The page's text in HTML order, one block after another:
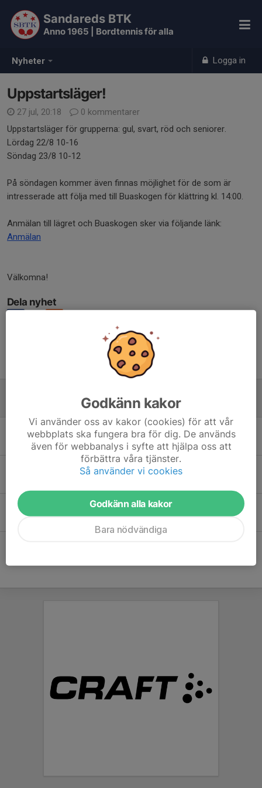
Nyheter Logga in
Sandareds BTK
Anno 1965 | Bordtennis för alla
Uppstartsläger!
27 jul, 20:18
0 kommentarer
Uppstartsläger för grupperna: gul, svart, röd och seniorer.
Lördag 22/8 10-16
Söndag 23/8 10-12
På söndagen kommer även finnas möjlighet för de som är
intresserade att följa med till Buaskogen för klättring kl. 14:00.
Anmälan till lägret och Buaskogen sker via följande länk:
Anmälan
Välkomna!
Dela nyhet
27 jul, 20:18 0
Glad Sommar!
11 jul, 21:41 0
KM + avslutning
Välkomna till årets upplaga av Sandaredspokalen!
17 mar, 08:00 0
Godkänn kakor
Vi använder oss av kakor (cookies) för att vår
webbplats ska fungera bra för dig. De används
även för webbanalys i syfte att hjälpa oss att
förbättra våra tjänster.
Så använder vi cookies
Godkänn alla kakor
Bara nödvändiga